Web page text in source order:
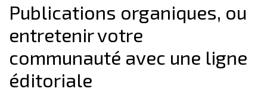
Publications organiques, ou
entretenir votre
communauté avec une ligne
éditoriale